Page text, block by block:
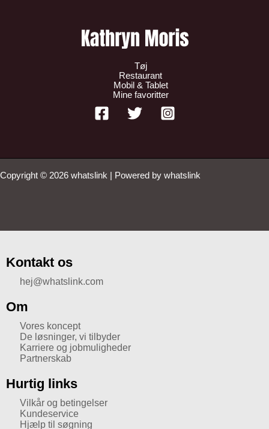
Tøj
Restaurant
Mobil & Tablet
Mine favoritter
Copyright © 2026 whatslink | Powered by whatslink
Kontakt os
hej@whatslink.com
Om
Vores koncept
De løsninger, vi tilbyder
Karriere og jobmuligheder
Partnerskab
Hurtig links
Vilkår og betingelser
Kundeservice
Hjælp til søgning